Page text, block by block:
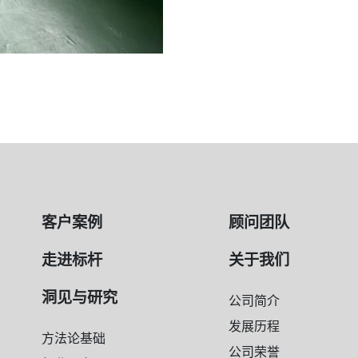
客户案例
走进标杆
洞见与研究
方法论基础
顾问团队
关于我们
公司简介
发展历程
公司荣誉